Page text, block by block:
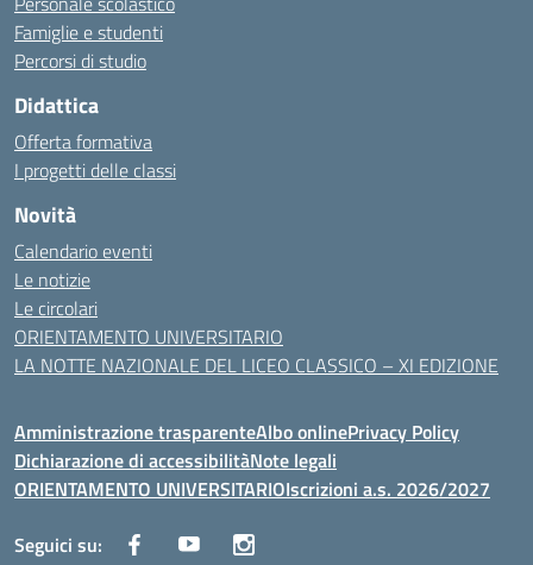
Famiglie e studenti
Percorsi di studio
Didattica
Offerta formativa
I progetti delle classi
Novità
Calendario eventi
Le notizie
Le circolari
ORIENTAMENTO UNIVERSITARIO
LA NOTTE NAZIONALE DEL LICEO CLASSICO – XI EDIZIONE
Amministrazione trasparenteAlbo onlinePrivacy Policy
Dichiarazione di accessibilitàNote legali
ORIENTAMENTO UNIVERSITARIOIscrizioni a.s. 2026/2027
Seguici su: